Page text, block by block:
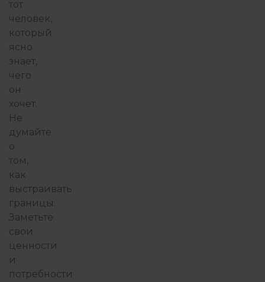
тот
человек,
который
ясно
знает,
чего
он
хочет.
Не
думайте
о
том,
как
выстраивать
границы.
Заметьте
свои
ценности
и
потребности